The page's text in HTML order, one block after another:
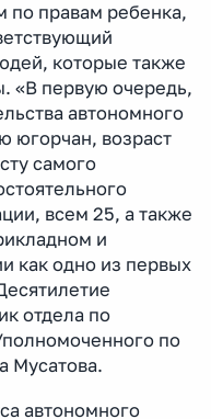
по правам ребенка,
которые также
«В первую очередь,
автономного
югорчан, возраст
самого
всем 25, а также
и
как одно из первых
отдела по
по
Мусатова.
автономного